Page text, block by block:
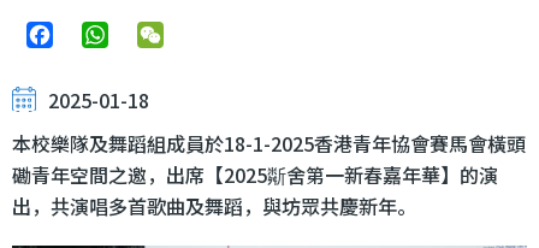
FacebookWhatsApp
2025-01-18
本校樂隊及舞蹈組成員於18-1-2025香港青年協會賽馬會橫頭
磡青年空間之邀，出席【2025斴舍第一新春嘉年華】的演
出，共演唱多首歌曲及舞蹈，與坊眾共慶新年。